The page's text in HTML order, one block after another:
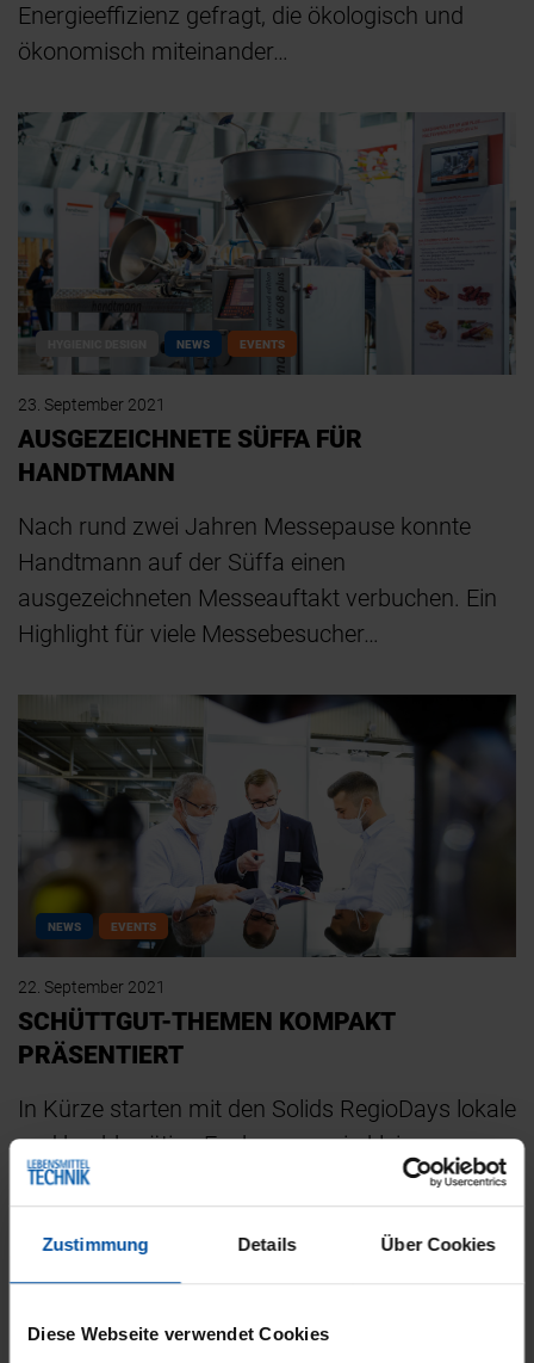
Zustimmung Details Über Cookies
Diese Webseite verwendet Cookies
Energieeffizienz gefragt, die ökologisch und
ökonomisch miteinander…
NEWS EVENTS
23. September 2021
AUSGEZEICHNETE SÜFFA FÜR
HANDTMANN
Nach rund zwei Jahren Messepause konnte
Handtmann auf der Süffa einen
ausgezeichneten Messeauftakt verbuchen. Ein
Highlight für viele Messebesucher…
NEWS EVENTS
22. September 2021
SCHÜTTGUT-THEMEN KOMPAKT
PRÄSENTIERT
In Kürze starten mit den Solids RegioDays lokale
und hochkarätige Fachmessen in kleinem
Format. Bereits am 6. Oktober zeigen
ausgewählte Vertreter der…